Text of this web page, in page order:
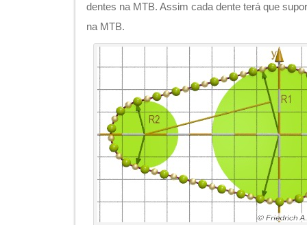
dentes na MTB. Assim cada dente terá que
na MTB.